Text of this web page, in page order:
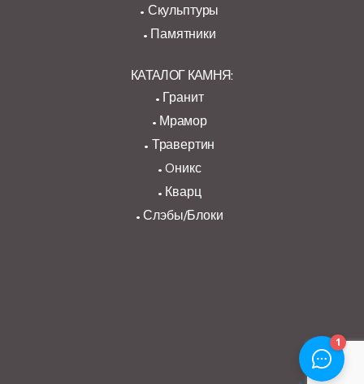
Скульптуры
Памятники
КАТАЛОГ КАМНЯ:
Гранит
Мрамор
Травертин
Oникс
Кварц
Слэбы/Блоки